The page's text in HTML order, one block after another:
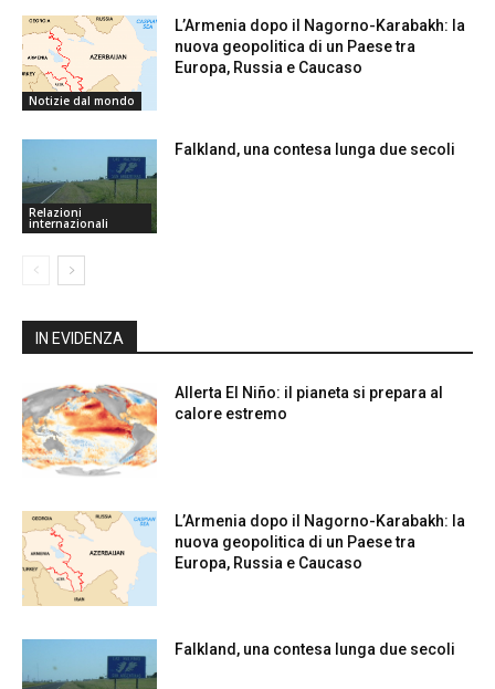
Notizie dal mondo
L’Armenia dopo il Nagorno-Karabakh: la
nuova geopolitica di un Paese tra
Europa, Russia e Caucaso
Relazioni
internazionali
Falkland, una contesa lunga due secoli
IN EVIDENZA
Allerta El Niño: il pianeta si prepara al
calore estremo
L’Armenia dopo il Nagorno-Karabakh: la
nuova geopolitica di un Paese tra
Europa, Russia e Caucaso
Falkland, una contesa lunga due secoli